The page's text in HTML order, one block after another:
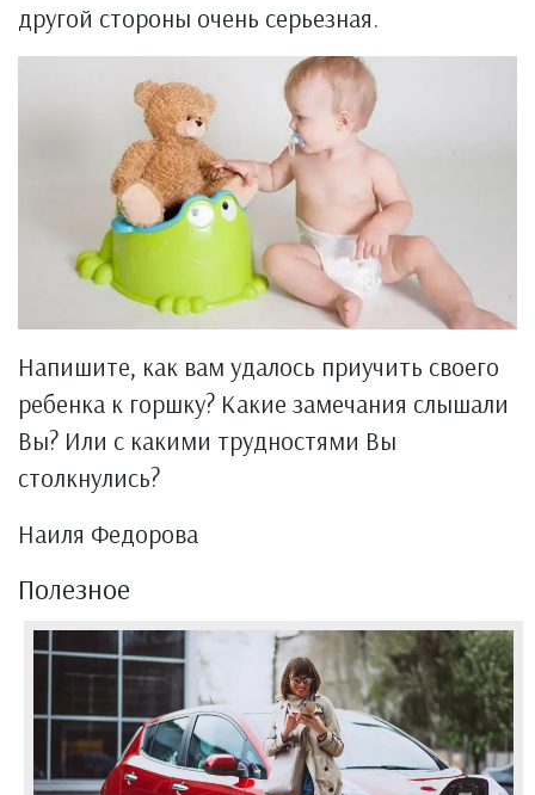
другой стороны очень серьезная.
Напишите, как вам удалось приучить своего
ребенка к горшку? Какие замечания слышали
Вы? Или с какими трудностями Вы
столкнулись?
Наиля Федорова
Полезное